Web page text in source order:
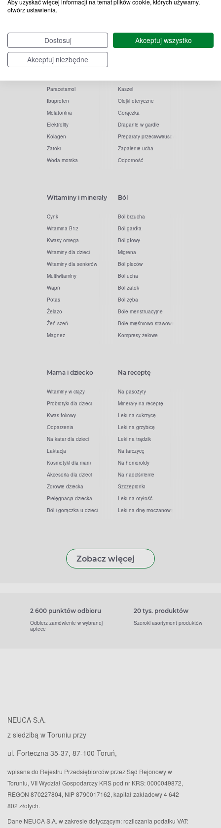
Aby uzyskać więcej informacji na temat plików cookie, których używamy,
otwórz ustawienia.
Dostosuj
Akceptuj wszystko
Akceptuj niezbędne
Witamina D
Witamina C
Krople do oczu
Paracetamol
Ibuprofen
Melatonina
Elektrolity
Kolagen
Zatoki
Woda morska
Termometry
Kaszel
Olejki eteryczne
Gorączka
Drapanie w gardle
Preparaty przeciwwirusowe
Zapalenie ucha
Odporność
Witaminy i minerały
Cynk
Witamina B12
Kwasy omega
Witaminy dla dzieci
Witaminy dla seniorów
Multiwitaminy
Wapń
Potas
Żelazo
Żeń-szeń
Magnez
Ból
Ból brzucha
Ból gardła
Ból głowy
Migrena
Ból pleców
Ból ucha
Ból zatok
Ból zęba
Bóle menstruacyjne
Bóle mięśniowo-stawowe
Kompresy żelowe
Mama i dziecko
Witaminy w ciąży
Probiotyki dla dzieci
Kwas foliowy
Odparzenia
Na katar dla dzieci
Laktacja
Kosmetyki dla mam
Akcesoria dla dzieci
Zdrowie dziecka
Pielęgnacja dziecka
Ból i gorączka u dzieci
Na receptę
Na pasożyty
Minerały na receptę
Leki na cukrzycę
Leki na grzybicę
Leki na trądzik
Na tarczycę
Na hemoroidy
Na nadciśnienie
Szczepionki
Leki na otyłość
Leki na dnę moczanową
Zobacz więcej
2 600 punktów odbioru
Odbierz zamówienie w wybranej
aptece
20 tys. produktów
Szeroki asortyment produktów
NEUCA S.A.
z siedzibą w Toruniu przy
ul. Forteczna 35-37, 87-100 Toruń,
wpisana do Rejestru Przedsiębiorców przez Sąd Rejonowy w
Toruniu, VII Wydział Gospodarczy KRS pod nr KRS: 0000049872,
REGON 870227804, NIP 8790017162, kapitał zakładowy 4 642
802 złotych.
Dane NEUCA S.A. w zakresie dotyczącym: rozliczania podatku VAT: